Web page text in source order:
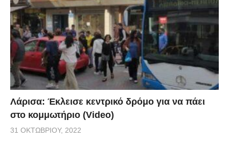
Λάρισα: Έκλεισε κεντρικό δρόμο για να πάει
στο κομμωτήριο (Video)
31 ΟΚΤΩΒΡΊΟΥ, 2022